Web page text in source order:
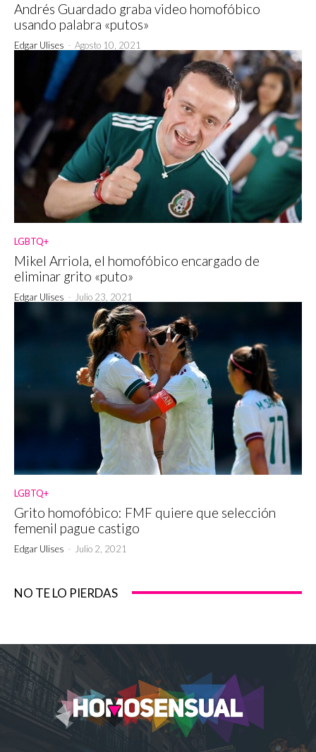
Andrés Guardado graba video homofóbico
usando palabra «putos»
Edgar Ulises - Agosto 10, 2021
LGBTQ+
Mikel Arriola, el homofóbico encargado de
eliminar grito «puto»
Edgar Ulises - Julio 23, 2021
LGBTQ+
Grito homofóbico: FMF quiere que selección
femenil pague castigo
Edgar Ulises - Julio 2, 2021
NO TE LO PIERDAS